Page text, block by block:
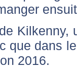
Kilkenny,
que dans
2016.